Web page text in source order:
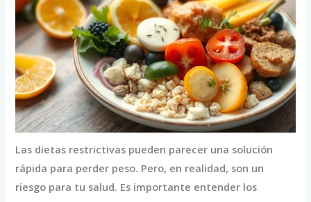
Las dietas restrictivas pueden parecer una solución
rápida para perder peso. Pero, en realidad, son un
riesgo para tu salud. Es importante entender los